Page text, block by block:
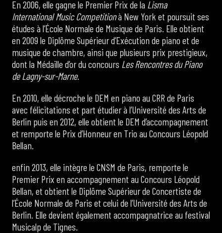
En 2006, elle gagne le Premier Prix de la Lisma
International Music Competitionà New York et poursuit ses
études à l’École Normale de Musique de Paris. Elle obtient
en 2009 le Diplôme Supérieur d’Exécution de piano et de
musique de chambre, ainsi que plusieurs prix prestigieux,
dont la Médaille d’or du concours Les Rencontres du Piano
de Lagny-sur-Marne.
En 2010, elle décroche le DEM en piano au CRR de Paris
avec félicitations et part étudier à l’Université des Arts de
Berlin puis en 2012, elle obtient le DEM d’accompagnement
et remporte le Prix d’Honneur en Trio au Concours Léopold
Bellan.
enfin 2013, elle intègre le CNSM de Paris, remporte le
Premier Prix en accompagnement au Concours Léopold
Bellan, et obtient le Diplôme Supérieur de Concertiste de
l’École Normale de Paris et celui de l’Université des Arts de
Berlin. Elle devient également accompagnatrice au festival
Musicalp de Tignes.